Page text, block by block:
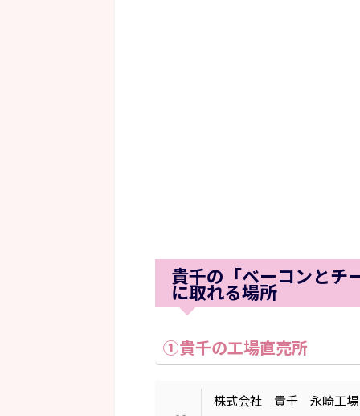
貴千の「ベーコンとチ
に取れる場所
①貴千の工場直売所
株式会社 貴千 永崎工場